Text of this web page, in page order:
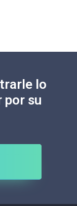
lo
por su